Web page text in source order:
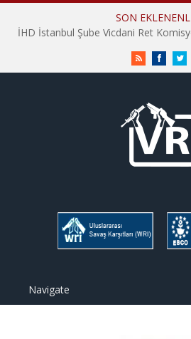
SON
RSS Facebook
Navigate